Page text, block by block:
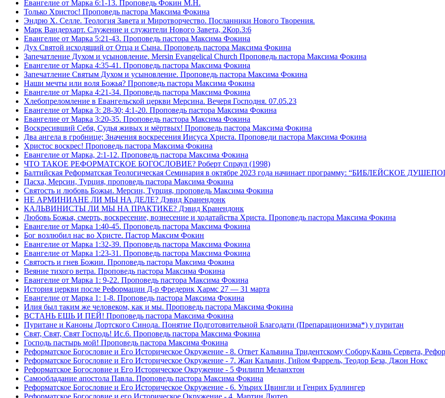
Евангелие от Марка 6:1-13. Проповедь Фокин М.Н.
Только Христос! Проповедь пастора Максима Фокина
Эндрю Х. Селле. Теология Завета и Миротворчество. Посланники Нового Творения.
Марк Вандерхарт. Служение и служители Нового Завета, 2Кор.3:6
Евангелие от Марка 5:21-43. Проповедь пастора Максима Фокина
Дух Святой исходящий от Отца и Сына. Проповедь пастора Максима Фокина
Запечатление Духом и усыновление. Mersin Evangelical Church Проповедь пастора Максима Фокина
Евангелие от Марка 4:35-41. Проповедь пастора Максима Фокина
Запечатление Святым Духом и усыновление. Проповедь пастора Максима Фокина
Наши мечты или воля Божья? Проповедь пастора Максима Фокина
Евангелие от Марка 4:21-34. Проповедь пастора Максима Фокина
Хлебопреломление в Евангельской церкви Мерсина. Вечеря Господня. 07.05.23
Евангелие от Марка 3: 28-30; 4:1-20. Проповедь пастора Максима Фокина
Евангелие от Марка 3:20-35. Проповедь пастора Максима Фокина
Воскресивший Себя, Судья живых и мëртвых! Проповедь пастора Максима Фокина
Два ангела в гробнице; Значения воскресения Иисуса Христа. Проповеди пастора Максима Фокина
Христос воскрес! Проповедь пастора Максима Фокина
Евангелие от Марка, 2:1-12. Проповедь пастора Максима Фокина
ЧТО ТАКОЕ РЕФОРМАТСКОЕ БОГОСЛОВИЕ? Роберт Спраул (1998)
Балтийская Реформатская Теологическая Семинария в октябре 2023 года начинает программу: “БИБЛЕЙСКОЕ
Пасха, Мерсин, Турция, проповедь пастора Максима Фокина
Святость и любовь Божьи. Мерсин, Турция, проповедь Максима Фокина
НЕ АРМИНИАНЕ ЛИ МЫ НА ДЕЛЕ? Дэвид Кранендонк
КАЛЬВИНИСТЫ ЛИ МЫ НА ПРАКТИКЕ? Дэвид Кранендонк
Любовь Божья, смерть, воскресение, вознесение и ходатайства Христа. Проповедь пастора Максима Фокина
Евангелие от Марка 1:40-45. Проповедь пастора Максима Фокина
Бог возлюбил нас во Христе. Пастор Максим Фокин
Евангелие от Марка 1:32-39. Проповедь пастора Максима Фокина
Евангелие от Марка 1:23-31. Проповедь пастора Максима Фокина
Святость и гнев Божии. Проповедь пастора Максима Фокина
Веяние тихого ветра. Проповедь пастора Максима Фокина
Евангелие от Марка 1: 9-22. Проповедь пастора Максима Фокина
История церкви после Реформации Д-р Фредерик Хармс 27 — 31 марта
Евангелие от Марка 1: 1-8. Проповедь пастора Максима Фокина
Илия был таким же человеком, как и мы. Проповедь пастора Максима Фокина
ВСТАНЬ ЕШЬ И ПЕЙ! Проповедь пастора Максима Фокина
Пуритане и Каноны Дортского Синода. Понятие Подготовительной Благодати (Препарационизма*) у пуритан
Свят, Свят, Свят Господь! Ис.6. Проповедь пастора Максима Фокина
Господь пастырь мой! Проповедь пастора Максима Фокина
Реформатское Богословие и Его Историческое Окружение - 8. Ответ Кальвина Тридентскому Собору,Казнь Сервета,
Реформатское Богословие и Его Историческое Окружение - 7. Жан Кальвин, Гийом Фаррель, Теодор Беза, Джон Нокс
Реформатское Богословие и Его Историческое Окружение - 5 Филипп Меланхтон
Самообладание апостола Павла. Проповедь пастора Максима Фокина
Реформатское Богословие и Его Историческое Окружение - 6. Ульрих Цвингли и Генрих Буллингер
Реформатское Богословие и его Историческое Окружение - 4. Мартин Лютер